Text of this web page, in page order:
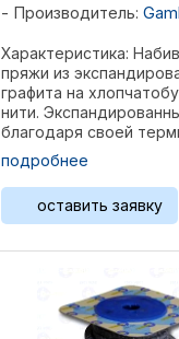
Производитель:
Характеристика:
пряжи из
графита на
нити.
благодаря своей
химической
способности к
хорошей
является прекрасным
материалом ...
подробнее
оставить заявку